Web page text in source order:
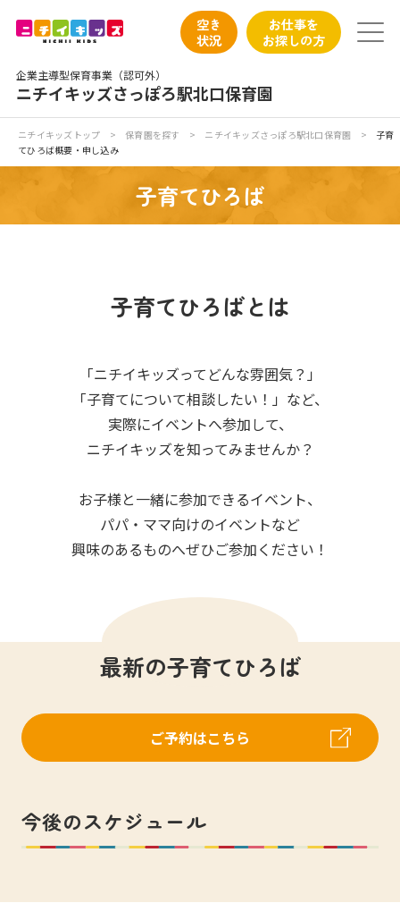
企業主導型保育事業（認可外）
ニチイキッズさっぽろ駅北口保育園
空き
状況
お仕事を
お探しの方
ニチイが大切にしていること
写真販売サービス
お仕事をお探しの方
よくあるご質問
保育園に関するお問い合わせ
プライバシーポリシー サイトのご利用について
サイトマップ ニチイ学館オフィシャルサイト
ニチイキッズトップ > 保育園を探す > ニチイキッズさっぽろ駅北口保育園 >
子育
てひろば概要・申し込み
子育てひろば
子育てひろばとは
「ニチイキッズってどんな雰囲気？」
「子育てについて相談したい！」など、
実際にイベントへ参加して、
ニチイキッズを知ってみませんか？
お子様と一緒に参加できるイベント、
パパ・ママ向けのイベントなど
興味のあるものへぜひご参加ください！
最新の子育てひろば
ご予約はこちら
今後のスケジュール